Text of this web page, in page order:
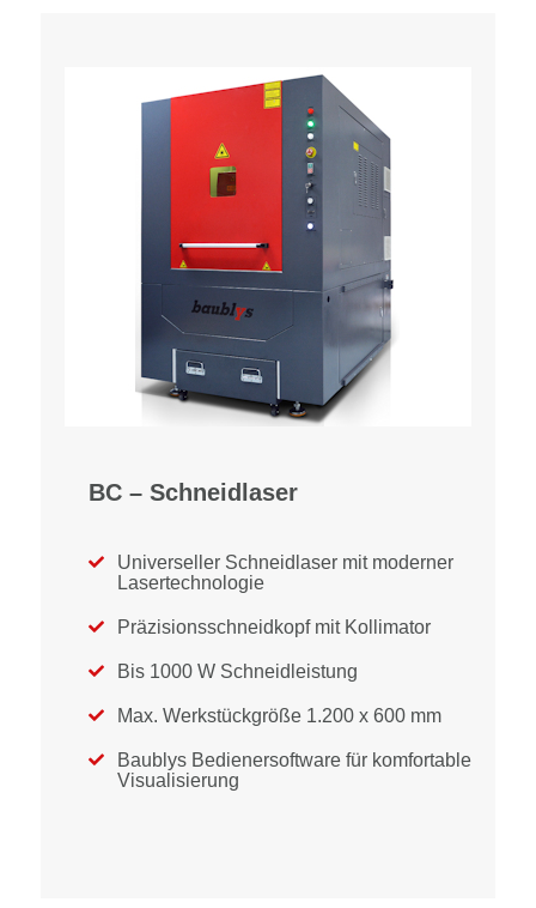
BC – Schneidlaser

Universeller Schneidlaser mit moderner
Lasertechnologie
 Präzisionsschneidkopf mit Kollimator
 Bis 1000 W Schneidleistung
 Max. Werkstückgröße 1.200 x 600 mm

Baublys Bedienersoftware für komfortable
Visualisierung